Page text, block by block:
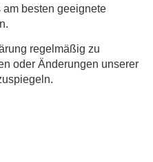
besten geeignete
regelmäßig zu
oder Änderungen unserer